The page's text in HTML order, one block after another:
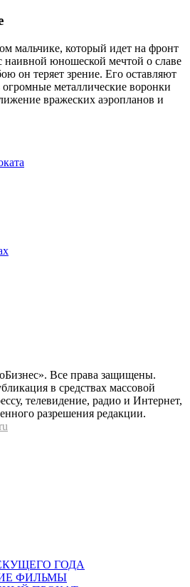
мальчике, который идет на фронт
юношеской мечтой о славе
он теряет зрение. Его оставляют
огромные металлические воронки
вражеских аэропланов и
Все права защищены.
в средствах массовой
телевидение, радио и Интернет,
разрешения редакции.
ГОДА
ФИЛЬМЫ